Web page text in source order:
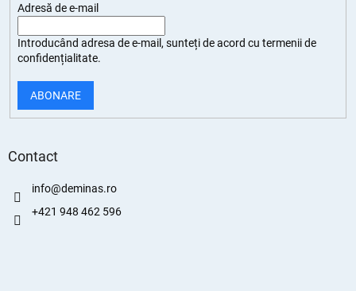
Adresă de e-mail
Introducând adresa de e-mail, sunteți deacord cu termenii de
confidențialitate.
ABONARE
Contact
info@deminas.ro
+421 948 462 596